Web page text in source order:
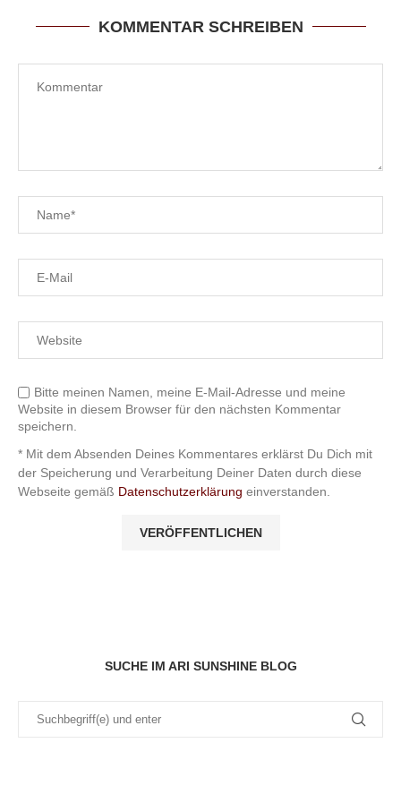
KOMMENTAR SCHREIBEN
Bitte meinen Namen, meine E-Mail-Adresse und meine
Website in diesem Browser für den nächsten Kommentar
speichern.
* Mit dem Absenden Deines Kommentares erklärst Du Dich mit
der Speicherung und Verarbeitung Deiner Daten durch diese
Webseite gemäß Datenschutzerklärung einverstanden.
SUCHE IM ARI SUNSHINE BLOG